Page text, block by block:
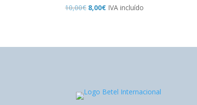
10,00€ El
8,00€ElIVA incluído